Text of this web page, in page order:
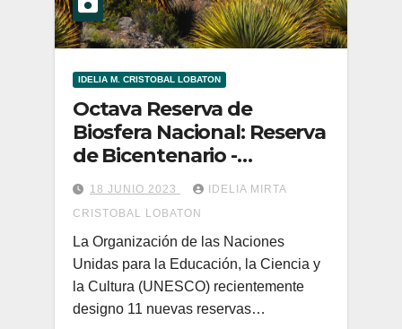
IDELIA M. CRISTOBAL LOBATON
Octava Reserva de
Biosfera Nacional: Reserva
de Bicentenario -
Ayacucho
18 JUNIO 2023
IDELIA MIRTA
CRISTOBAL LOBATON
La Organización de las Naciones
Unidas para la Educación, la Ciencia y
la Cultura (UNESCO) recientemente
designo 11 nuevas reservas…